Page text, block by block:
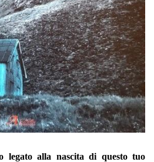
legato alla nascita di questo tuo